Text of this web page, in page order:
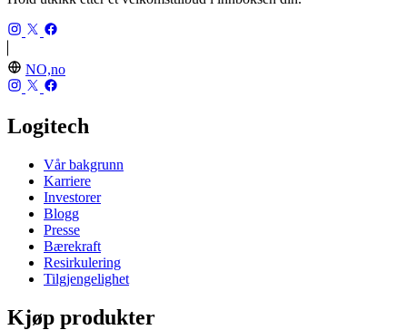
NO,no
Logitech
Vår bakgrunn
Karriere
Investorer
Blogg
Presse
Bærekraft
Resirkulering
Tilgjengelighet
Kjøp produkter